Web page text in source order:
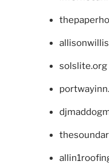
solslite.org